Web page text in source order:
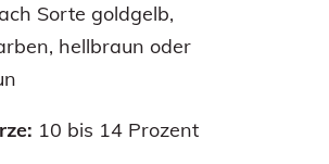
Sorte goldgelb,
hellbraun oder
10 bis 14 Prozent